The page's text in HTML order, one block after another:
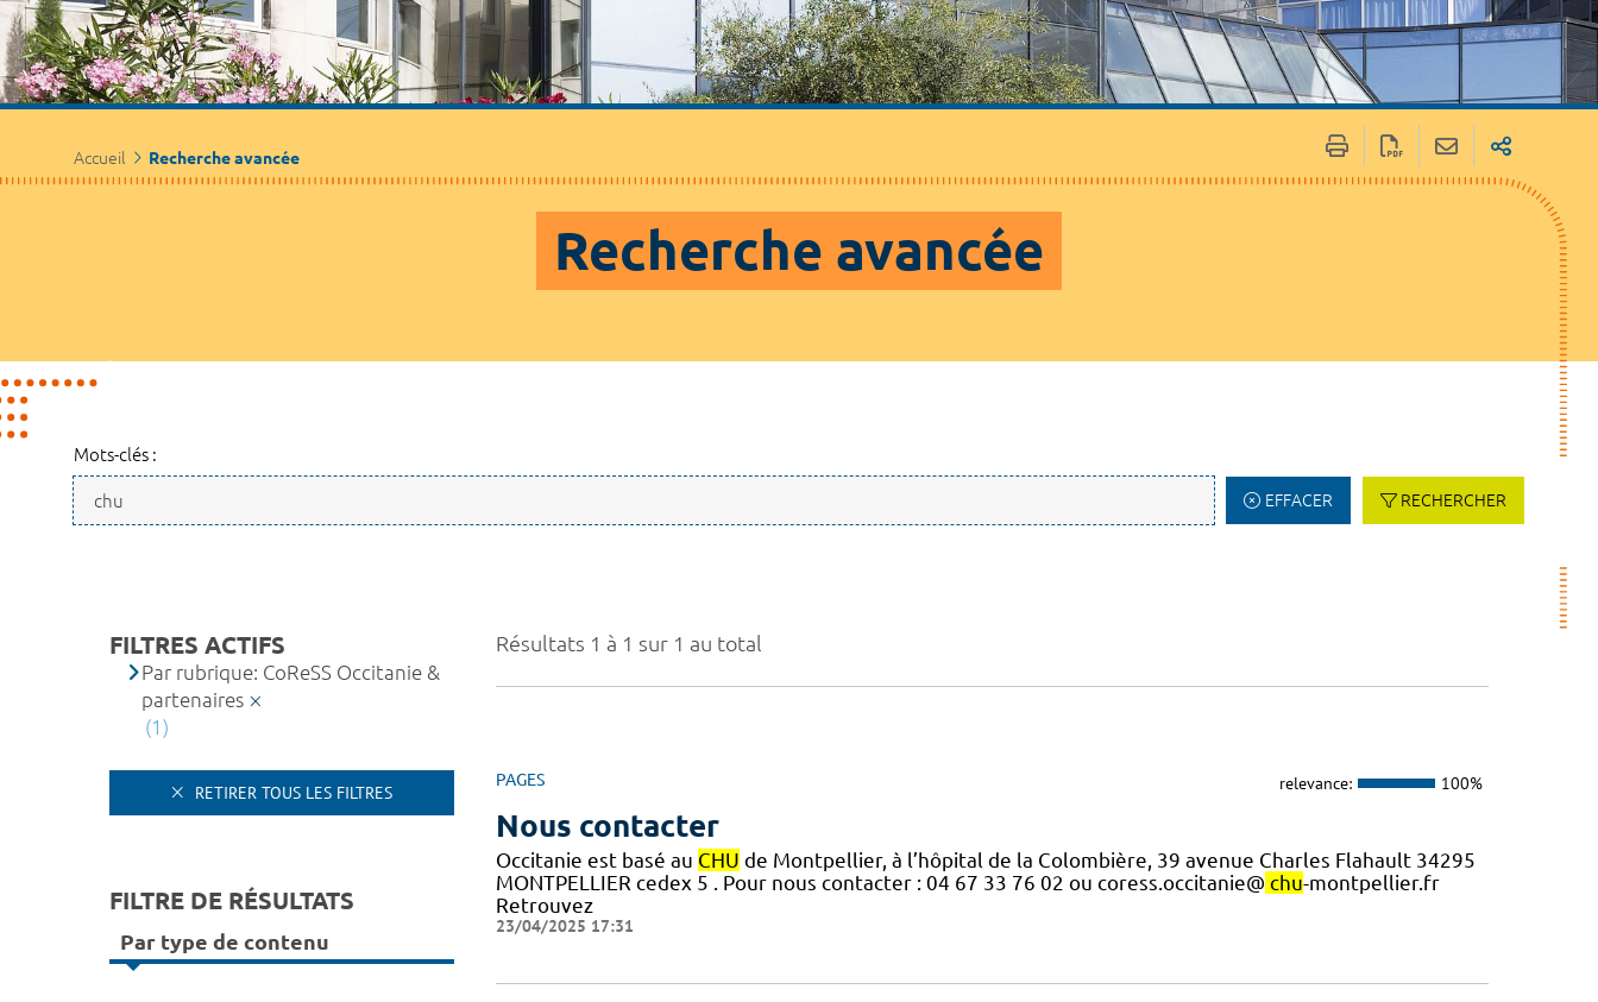
Accueil Recherche avancée
Recherche avancée
Mots-clés :
EFFACER RECHERCHER
Résultats 1 à 1 sur 1 au total
PAGES relevance: 100%
Nous contacter
Occitanie est basé au CHU de Montpellier, à l’hôpital de la Colombière, 39 avenue Charles Flahault 34295
MONTPELLIER cedex 5 . Pour nous contacter : 04 67 33 76 02 ou coress.occitanie@ chu-montpellier.fr
Retrouvez
23/04/2025 17:31
FILTRES ACTIFS
Par rubrique: CoReSS Occitanie &
partenaires
(1)
RETIRER TOUS LES FILTRES
FILTRE DE RÉSULTATS
Par type de contenu